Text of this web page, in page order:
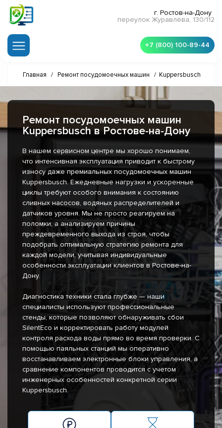
г. Ростов-на-Дону
переулок Журавлёва, 130/112
+7 (800) 100-89-44
Главная / Ремонт посудомоечных машин / Kuppersbusch
Ремонт посудомоечных машин
Kuppersbusch в Ростове-на-Дону
В нашем сервисном центре мы хорошо понимаем,
что интенсивная эксплуатация приводит к быстрому
износу даже премиальных посудомоечных машин
Kuppersbusch. Ежедневные нагрузки и ускоренные
циклы требуют особого внимания к состоянию
сливных насосов, водяных распределителей и
датчиков уровня. Мы не просто реагируем на
поломки, а анализируем причины
преждевременного выхода из строя, чтобы
подобрать оптимальную стратегию ремонта для
каждой модели, учитывая индивидуальные
особенности эксплуатации клиентов в Ростове-на-
Дону.
Диагностика техники стала глубже — наши
специалисты используют профессиональные
стенды, которые позволяют обнаруживать сбои
SilentEco и корректировать работу модулей
контроля расхода воды прямо во время проверки. С
помощью паяльных станций мы оперативно
восстанавливаем электронные блоки управления, а
сравнение компонентов проводится с учетом
инженерных особенностей конкретной серии
Kuppersbusch.